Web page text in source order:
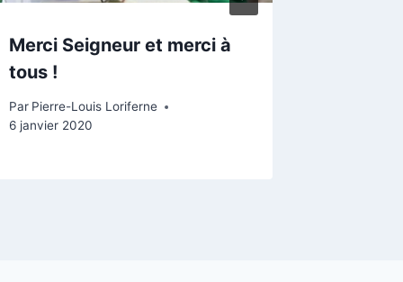
Merci Seigneur et merci à
tous !
Par Pierre-Louis Loriferne
6 janvier 2020